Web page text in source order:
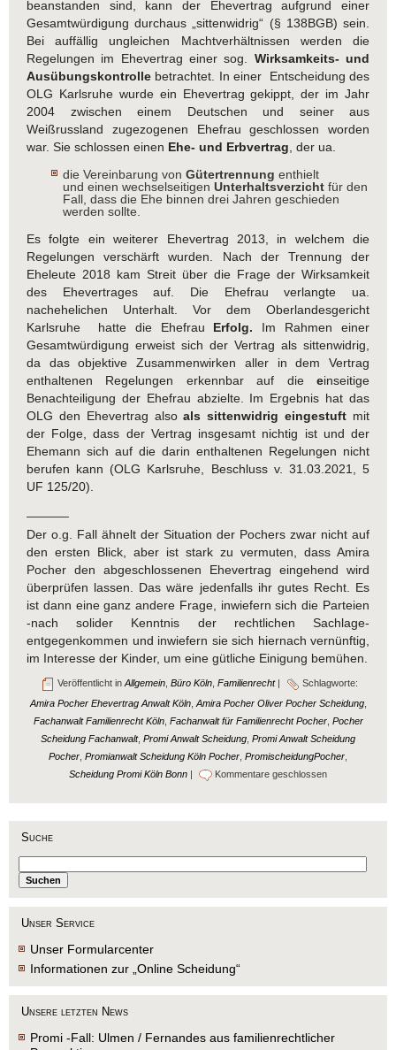
Suche
Unser Service
Unser Formularcenter
Informationen zur „Online Scheidung“
Unsere letzten News
Promi -Fall: Ulmen / Fernandes aus familienrechtlicher
beanstanden sind, kann der Ehevertrag aufgrund einer
Gesamtwürdigung durchaus „sittenwidrig“ (§ 138BGB) sein.
Bei auffällig ungleichen Machtverhältnissen werden die
Regelungen im Ehevertrag einer sog. Wirksamkeits- und
Ausübungskontrolle betrachtet. In einer Entscheidung des
OLG Karlsruhe wurde ein Ehevertrag gekippt, der im Jahr
2004 zwischen einem Deutschen und seiner aus
Weißrussland zugezogenen Ehefrau geschlossen worden
war. Sie schlossen einen Ehe- und Erbvertrag, der ua.
die Vereinbarung von Gütertrennung enthielt
und einen wechselseitigen Unterhaltsverzicht für den
Fall, dass die Ehe binnen drei Jahren geschieden
werden sollte.
Es folgte ein weiterer Ehevertrag 2013, in welchem die
Regelungen verschärft wurden. Nach der Trennung der
Eheleute 2018 kam Streit über die Frage der Wirksamkeit
des Ehevertrages auf. Die Ehefrau verlangte ua.
nachehelichen Unterhalt. Vor dem Oberlandesgericht
Karlsruhe hatte die Ehefrau Erfolg. Im Rahmen einer
Gesamtwürdigung erweist sich der Vertrag als sittenwidrig,
da das objektive Zusammenwirken aller in dem Vertrag
enthaltenen Regelungen erkennbar auf die einseitige
Benachteiligung der Ehefrau abzielte. Im Ergebnis hat das
OLG den Ehevertrag alsoals sittenwidrig eingestuft mit
der Folge, dass der Vertrag insgesamt nichtig ist und der
Ehemann sich auf die darin enthaltenen Regelungen nicht
berufen kann (OLG Karlsruhe, Beschluss v. 31.03.2021, 5
UF 125/20).
Der o.g. Fall ähnelt der Situation der Pochers zwar nicht auf
den ersten Blick, aber ist stark zu vermuten, dass Amira
Pocher den abgeschlossenen Ehevertrag eingehend wird
überprüfen lassen. Das wäre jedenfalls ihr gutes Recht. Es
ist dann eine ganz andere Frage, inwiefern sich die Parteien
-nach solider Kenntnis der rechtlichen Sachlage-
entgegenkommen und inwiefern sie sich hiernach vernünftig,
im Interesse der Kinder, um eine gütliche Einigung bemühen.
Veröffentlicht inAllgemein, Büro Köln, Familienrecht|
Schlagworte:
Amira Pocher Ehevertrag Anwalt Köln, Amira Pocher Oliver Pocher Scheidung,
Fachanwalt Familienrecht Köln, Fachanwalt für Familienrecht Pocher, Pocher
Scheidung Fachanwalt, Promi Anwalt Scheidung Promi Anwalt Scheidung
Pocher Promianwalt Scheidung Köln Pocher PromischeidungPocher
Scheidung Promi Köln Bonn | Kommentare geschlossen